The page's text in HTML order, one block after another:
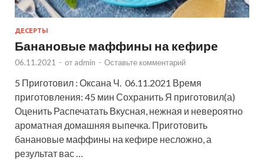
ДЕСЕРТЫ
Банановые маффины на кефире
06.11.2021 - от admin - Оставьте комментарий
5 Приготовил : Оксана Ч. 06.11.2021 Время
приготовления: 45 мин Сохранить Я приготовил(а)
Оценить Распечатать Вкусная, нежная и невероятно
ароматная домашняя выпечка. Приготовить
банановые маффины на кефире несложно, а
результат вас …